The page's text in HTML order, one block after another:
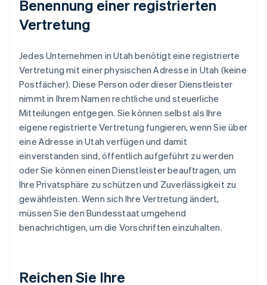
Benennung einer registrierten
Vertretung
Jedes Unternehmen in Utah benötigt eine registrierte
Vertretung mit einer physischen Adresse in Utah (keine
Postfächer). Diese Person oder dieser Dienstleister
nimmt in Ihrem Namen rechtliche und steuerliche
Mitteilungen entgegen. Sie können selbst als Ihre
eigene registrierte Vertretung fungieren, wenn Sie über
eine Adresse in Utah verfügen und damit
einverstanden sind, öffentlich aufgeführt zu werden
oder Sie können einen Dienstleister beauftragen, um
Ihre Privatsphäre zu schützen und Zuverlässigkeit zu
gewährleisten. Wenn sich Ihre Vertretung ändert,
müssen Sie den Bundesstaat umgehend
benachrichtigen, um die Vorschriften einzuhalten.
Reichen Sie Ihre